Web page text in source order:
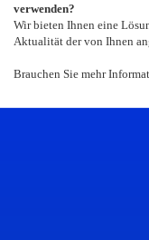
verwenden?
Wir bieten Ihnen eine
Aktualität der von Ihnen
Brauchen Sie mehr